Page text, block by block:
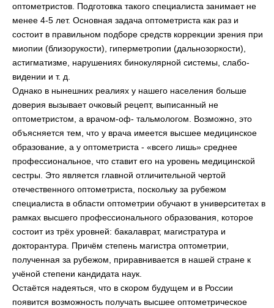
оптометристов. Подготовка такого специалиста занимает не
менее 4-5 лет. Основная задача оптометриста как раз и
состоит в правильном подборе средств коррекции зрения при
миопии (близорукости), гиперметропии (дальнозоркости),
астигматизме, нарушениях бинокулярной системы, слабо-
видении и т. д.
Однако в нынешних реалиях у нашего населения больше
доверия вызывает очковый рецепт, выписанный не
оптометристом, а врачом-оф- тальмологом. Возможно, это
объясняется тем, что у врача имеется высшее медицинское
образование, а у оптометриста - «всего лишь» среднее
профессиональное, что ставит его на уровень медицинской
сестры. Это является главной отличительной чертой
отечественного оптометриста, поскольку за рубежом
специалиста в области оптометрии обучают в университетах в
рамках высшего профессионального образования, которое
состоит из трёх уровней: бакалаврат, магистратура и
докторантура. Причём степень магистра оптометрии,
полученная за рубежом, приравнивается в нашей стране к
учёной степени кандидата наук.
Остаётся надеяться, что в скором будущем и в России
появится возможность получать высшее оптометрическое